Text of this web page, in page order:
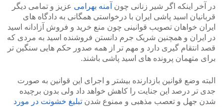
در آخر اینکه اگر شیر زنانی چون آمنه بهرامی عزیز و تمامی دیگر
قربانیان اسید پاشی ایران با درخواستی همگانی به دادگاه های
ایران خواهان تصویب قوانینی چون منع خرید و فروش آزادانه اسید
در ایران و همچنین شریک جرم دانستن فروشنده اسید به مردی که
قصد انتقام گیری دارد و مهم تر از همه صدور حکم هایی سنگین تر
برای متهمان پرونده های اسید پاشی باشند.
البته وضع قوانین بازدارنده بیشتر و اجرای این قوانین به صورت
جدی تر درصد این جنایت را کاهش خواهد داد ولی بدون برچیده
شدن جهل و تعصب مذهبی و ممنوع شدن تبلیغ خشونت در مورد